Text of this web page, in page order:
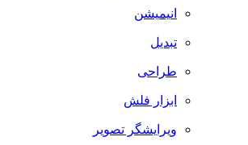
انیمیشن
تبدیل
طراحی
ابزار فلش
ویرایشگر تصویر